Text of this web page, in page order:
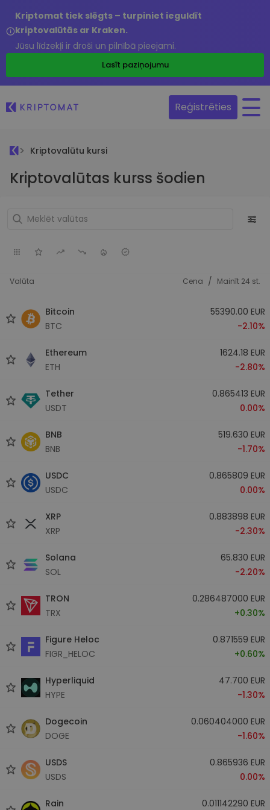
Kriptomat tiek slēgts – turpiniet ieguldīt
kriptovalūtās ar Kraken.
Jūsu līdzekļi ir droši un pilnībā pieejami.
Lasīt paziņojumu
Reģistrēties
Kriptovalūtu kursi
Kriptovalūtas kurss šodien
Valūta Cena / Mainīt 24 st.
Bitcoin
BTC
55390.00 EUR
-2.10%
Ethereum
ETH
1624.18 EUR
-2.80%
Tether
USDT
0.865413 EUR
0.00%
BNB
BNB
519.630 EUR
-1.70%
USDC
USDC
0.865809 EUR
0.00%
XRP
XRP
0.883898 EUR
-2.30%
Solana
SOL
65.830 EUR
-2.20%
TRON
TRX
0.286487000 EUR
+0.30%
Figure Heloc
FIGR_HELOC
0.871559 EUR
+0.60%
Hyperliquid
HYPE
47.700 EUR
-1.30%
Dogecoin
DOGE
0.060404000 EUR
-1.60%
USDS
USDS
0.865936 EUR
0.00%
Rain 0.011142290 EUR